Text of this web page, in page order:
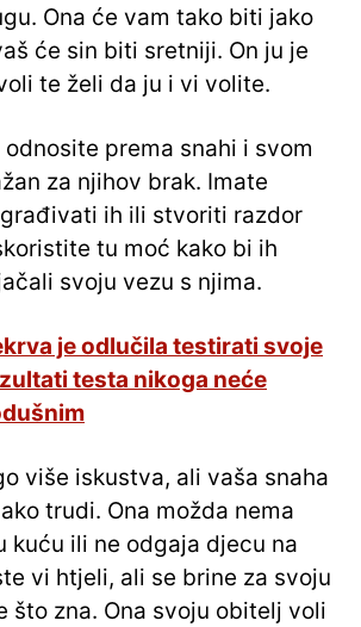
Ona će vam tako biti jako
će sin biti sretniji. On ju je
te želi da ju i vi volite.
odnosite prema snahi i svom
za njihov brak. Imate
ih ili stvoriti razdor
tu moć kako bi ih
svoju vezu s njima.
je odlučila testirati svoje
testa nikoga neće
više iskustva, ali vaša snaha
trudi. Ona možda nema
kuću ili ne odgaja djecu na
vi htjeli, ali se brine za svoju
što zna. Ona svoju obitelj voli